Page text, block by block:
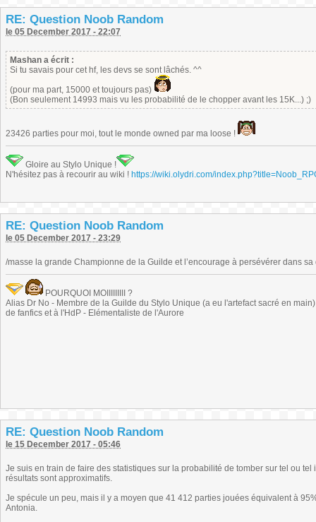
RE: Question Noob Random
le 05 December 2017 - 22:07
Mashan a écrit :
Si tu savais pour cet hf, les devs se sont lâchés. ^^
(pour ma part, 15000 et toujours pas)
(Bon seulement 14993 mais vu les probabilité de le chopper avant les 15K...) ;)
23426 parties pour moi, tout le monde owned par ma loose !
Gloire au Stylo Unique !
N'hésitez pas à recourir au wiki ! https://wiki.olydri.com/
RE: Question Noob Random
le 05 December 2017 - 23:29
/masse la grande Championne de la Guilde et l’encourage à persévérer dans sa
POURQUOI MOIIIIIIIII ?
Alias Dr No - Membre de la Guilde du Stylo Unique (a eu l'artefact sacré en
de fanfics et à l'HdP - Elémentaliste de l'Aurore
RE: Question Noob Random
le 15 December 2017 - 05:46
Je suis en train de faire des statistiques sur la probabilité de tomber sur tel ou
résultats sont approximatifs.
Je spécule un peu, mais il y a moyen que 41 412 parties jouées équivalent à
Antonia.